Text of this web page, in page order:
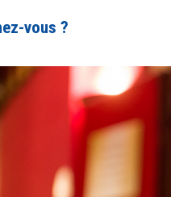
vous ?